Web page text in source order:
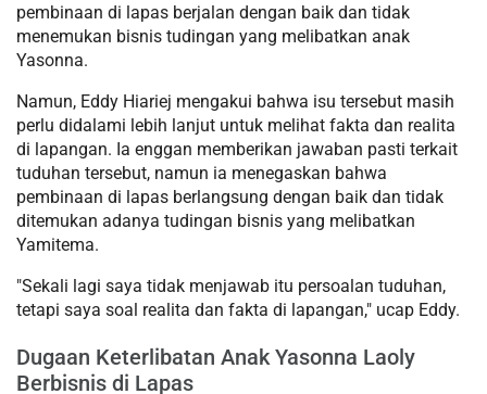
pembinaan di lapas berjalan dengan baik dan tidak
menemukan bisnis tudingan yang melibatkan anak
Yasonna.
Namun, Eddy Hiariej mengakui bahwa isu tersebut masih
perlu didalami lebih lanjut untuk melihat fakta dan realita
di lapangan. Ia enggan memberikan jawaban pasti terkait
tuduhan tersebut, namun ia menegaskan bahwa
pembinaan di lapas berlangsung dengan baik dan tidak
ditemukan adanya tudingan bisnis yang melibatkan
Yamitema.
"Sekali lagi saya tidak menjawab itu persoalan tuduhan,
tetapi saya soal realita dan fakta di lapangan," ucap Eddy.
Dugaan Keterlibatan Anak Yasonna Laoly
Berbisnis di Lapas